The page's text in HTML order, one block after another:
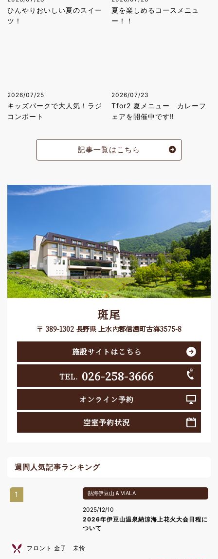
ひんやりおいしい夏のスイー
ツ！
夏を楽しめるコースメニュ
ー！！
2026/07/25
キッズパークで大人気！ラジ
コンボート
2026/07/23
Tfor2 夏メニュー カレーフ
ェアを開催中です‼
記事一覧はこちら
斑尾
〒 389-1302 長野県 上水内郡信濃町古海3575-8
施設サイトはこちら
TEL. 026-258-3666
オンライン予約
空室予約状況
週間人気記事ランキング
1 熱海伊豆山 & VIALA
2025/12/10
2026年伊豆山温泉納涼海上花火大会日程に
ついて
フロント 金子 未怜